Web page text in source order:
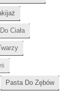
Ciała
Pasta Do Zębów